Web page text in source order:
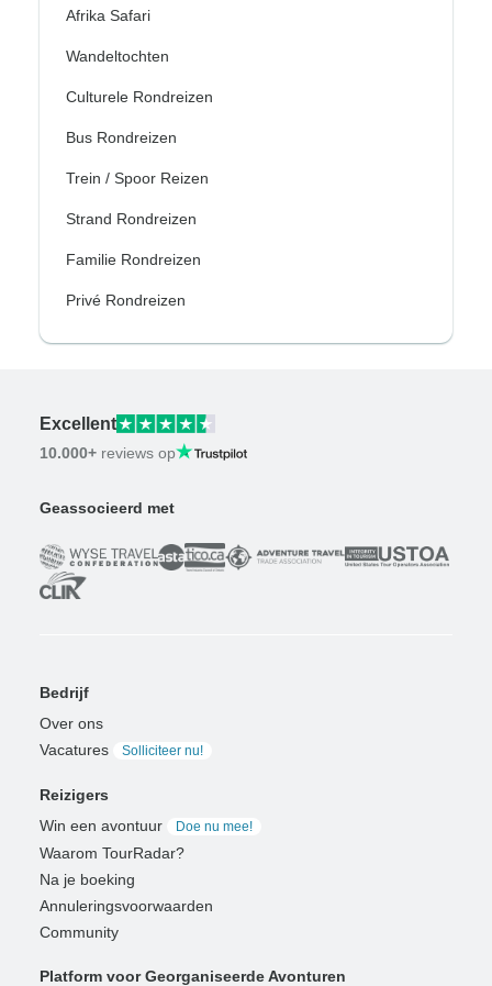
Afrika Safari
Wandeltochten
Culturele Rondreizen
Bus Rondreizen
Trein / Spoor Reizen
Strand Rondreizen
Familie Rondreizen
Privé Rondreizen
Excellent
10.000+ reviews op
Geassocieerd met
Bedrijf
Over ons
Vacatures
Solliciteer nu!
Reizigers
Win een avontuur
Doe nu mee!
Waarom TourRadar?
Na je boeking
Annuleringsvoorwaarden
Community
Platform voor Georganiseerde Avonturen